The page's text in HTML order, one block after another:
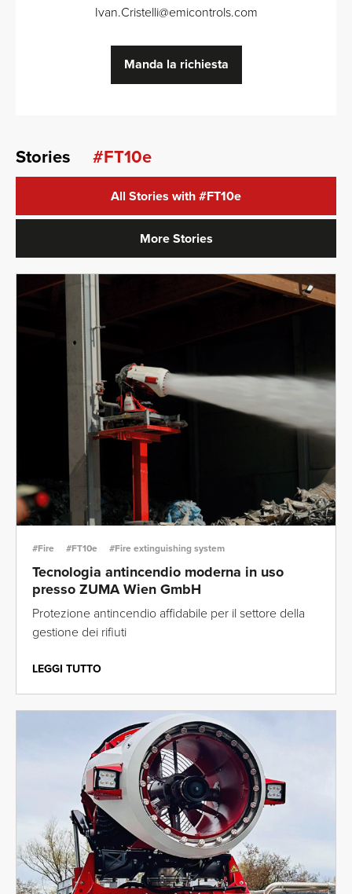
Ivan.Cristelli@emicontrols.com
Manda la richiesta
Stories #FT10e
All Stories with #FT10e
More Stories
#Fire #FT10e #Fire extinguishing system
Tecnologia antincendio moderna in uso
presso ZUMA Wien GmbH
Protezione antincendio affidabile per il settore della
gestione dei rifiuti
LEGGI TUTTO